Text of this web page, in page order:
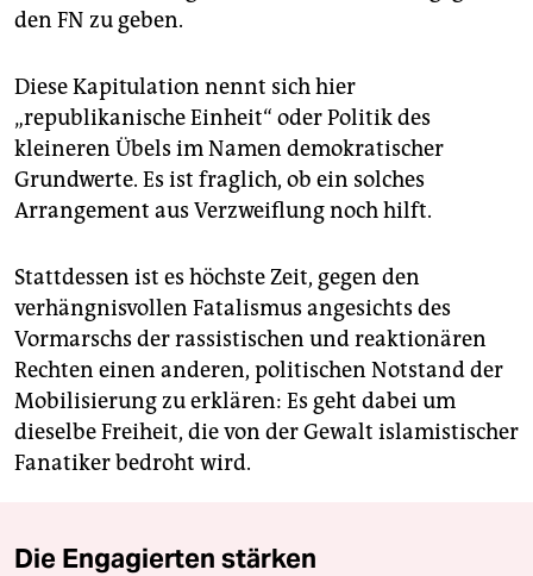
den FN zu geben.
Diese Kapitulation nennt sich hier
„republikanische Einheit“ oder Politik des
kleineren Übels im Namen demokratischer
Grundwerte. Es ist fraglich, ob ein solches
Arrangement aus Verzweiflung noch hilft.
Stattdessen ist es höchste Zeit, gegen den
verhängnisvollen Fatalismus angesichts des
Vormarschs der rassistischen und reaktionären
Rechten einen anderen, politischen Notstand der
Mobilisierung zu erklären: Es geht dabei um
dieselbe Freiheit, die von der Gewalt islamistischer
Fanatiker bedroht wird.
Die Engagierten stärken